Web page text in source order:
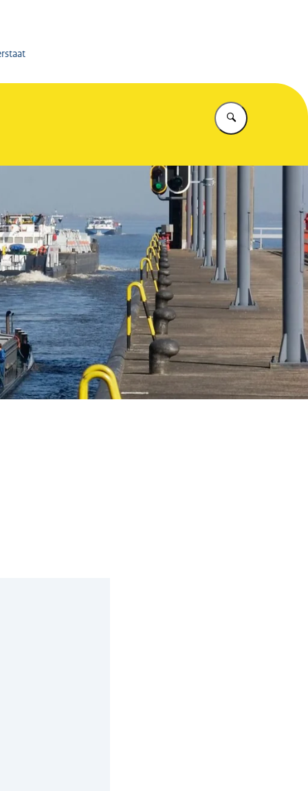
Vul in wat u